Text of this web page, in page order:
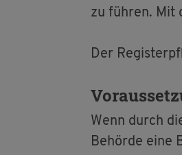
zu füh­ren. Mit
Der
Wenn durch
Be­hör­de eine